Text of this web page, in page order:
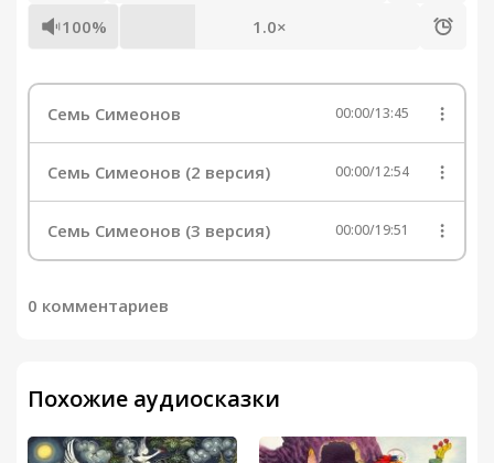
100% 1.0×
Семь Симеонов 00:00/13:45
Семь Симеонов (2 версия) 00:00/12:54
Семь Симеонов (3 версия) 00:00/19:51
0 комментариев
Похожие аудиосказки